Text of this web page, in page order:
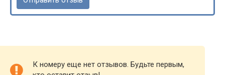
К номеру еще нет отзывов. Будьте первым,